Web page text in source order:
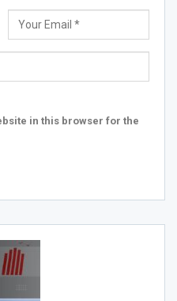
in this browser for the